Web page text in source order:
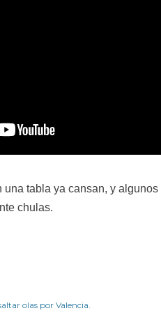
tabla ya cansan, y
chulas.
olas por Valencia.